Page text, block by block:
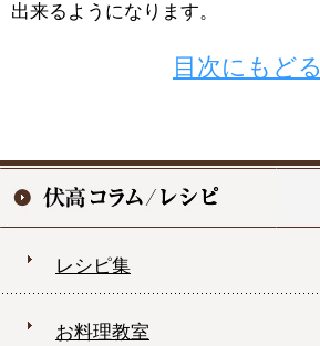
出来るようになります。
目次にもどる
レシピ集
お料理教室